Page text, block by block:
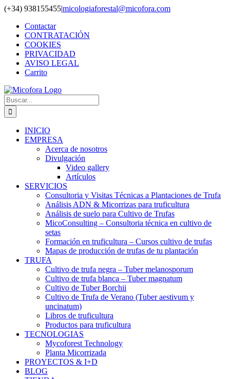
Saltar
contenido
(+34) 938155455|micologiaforestal@micofora.com
Contactar
CONTRATACIÓN
COOKIES
PRIVACIDAD
AVISO LEGAL
Carrito
Buscar:
INICIO
EMPRESA
Acerca de nosotros
Divulgación
Video gallery
Artículos
SERVICIOS
Consultoria y Visitas Técnicas a Plantaciones de Trufa
Análisis ADN & Micorrizas para truficultura
Análisis de suelo para Cultivo de Trufas
MicoConsulting – Consultoria técnica en cultivo de
setas
Formación en truficultura – Cursos cultivo de trufas
Mapas de producción de trufas de tu plantación
TRUFA
Cultivo de trufa negra – Tuber melanosporum
Cultivo de trufa blanca – Tuber magnatum
Cultivo de Tuber Borchii
Cultivo de Trufa de Verano (Tuber aestivum y
uncinatum)
Libros de truficultura
Productos para truficultura
TECNOLOGIAS
Mycoforest Technology
Planta Micorrizada
PROYECTOS & I+D
BLOG